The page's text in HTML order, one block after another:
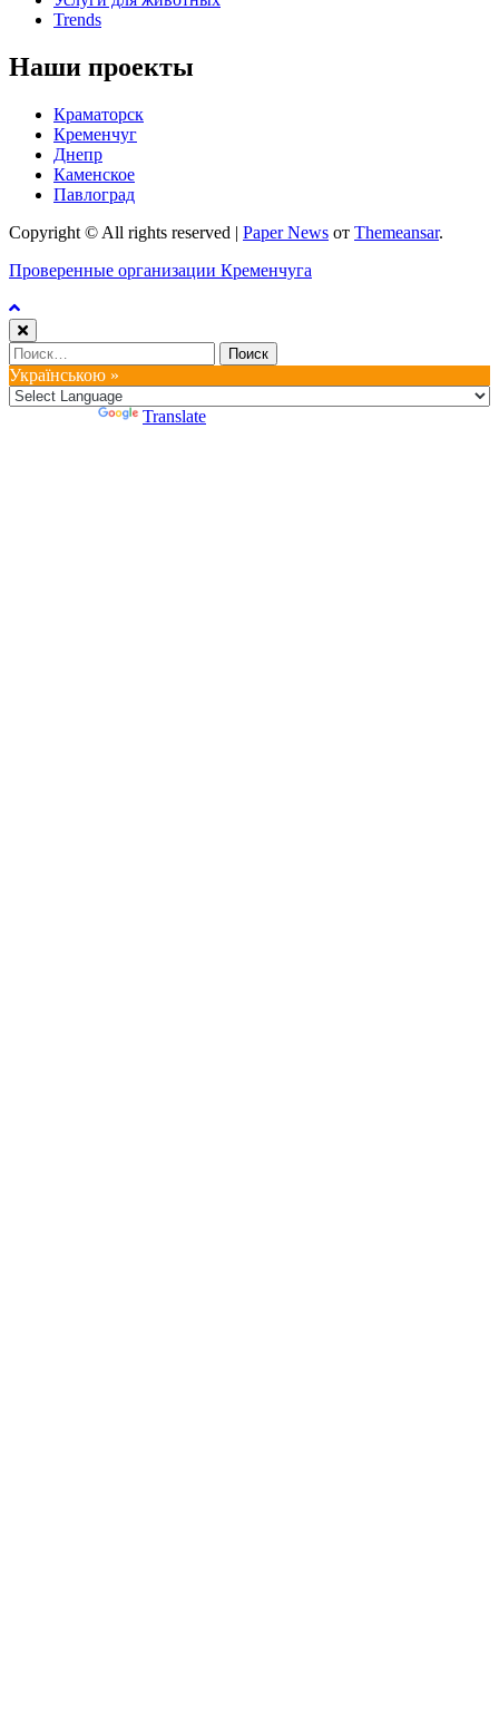
Trends
Наши проекты
Краматорск
Кременчуг
Днепр
Каменское
Павлоград
Copyright © All rights reserved | Paper News от Themeansar.
Проверенные организации Кременчуга
Найти:
Українською »
Translate